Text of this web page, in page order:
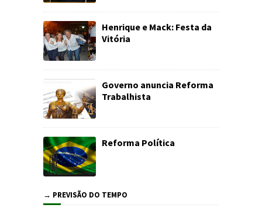
Henrique e Mack: Festa da
Vitória
Governo anuncia Reforma
Trabalhista
Reforma Política
→ PREVISÃO DO TEMPO